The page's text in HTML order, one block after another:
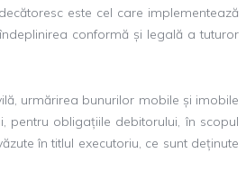
este cel care implementează
conformă și legală a tuturor
urmărirea bunurilor mobile și imobile
pentru obligațiile debitorului, în scopul
în titlul executoriu, ce sunt deținute